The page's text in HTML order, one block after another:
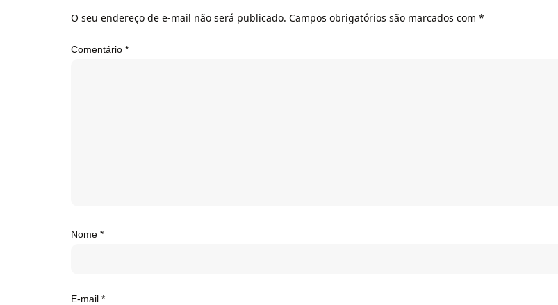
O seu endereço de e-mail não será publicado. Campos obrigatórios são marcados com *
Comentário *
Nome *
E-mail *